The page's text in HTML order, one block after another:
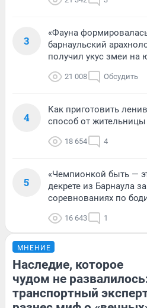
3
«Фауна
барнаульский
получил укус змеи на
21 008 Обсудить
4
Как приготовить
способ от жительницы
18 654 4
5
«Чемпионкой быть —
декрете из Барнаула
соревнованиях по
16 643 1
МНЕНИЕ
Наследие, которое
чудом не
транспортный